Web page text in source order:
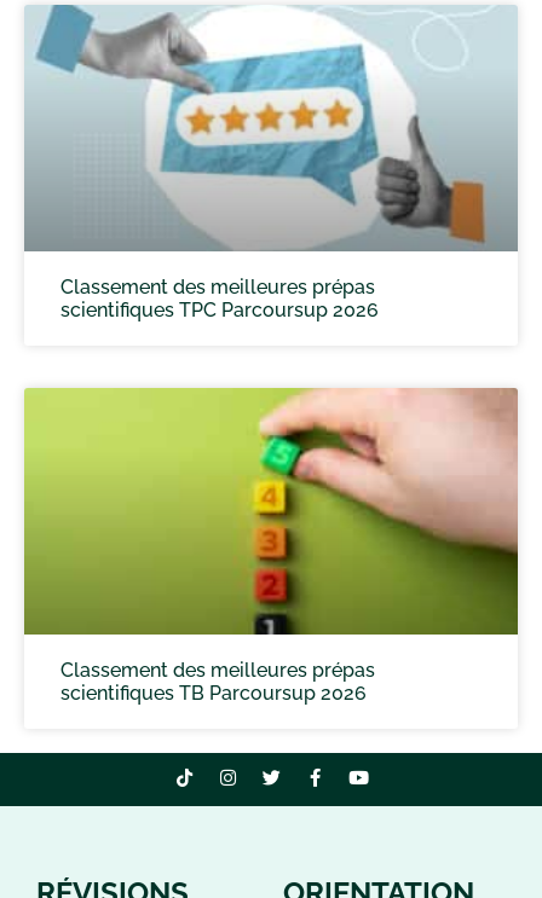
Classement des meilleures prépas
scientifiques TPC Parcoursup 2026
Classement des meilleures prépas
scientifiques TB Parcoursup 2026